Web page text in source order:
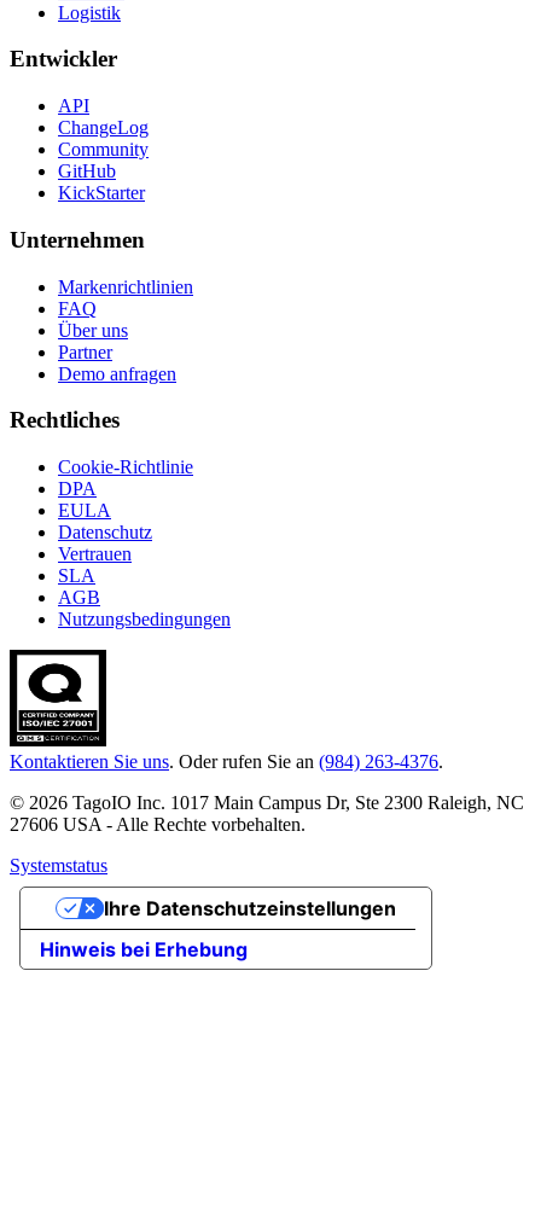
Logistik
Entwickler
API
ChangeLog
Community
GitHub
KickStarter
Unternehmen
Markenrichtlinien
FAQ
Über uns
Partner
Demo anfragen
Rechtliches
Cookie-Richtlinie
DPA
EULA
Datenschutz
Vertrauen
SLA
AGB
Nutzungsbedingungen
Kontaktieren Sie uns. Oder rufen Sie an (984) 263-4376.
© 2026 TagoIO Inc. 1017 Main Campus Dr, Ste 2300 Raleigh, NC
27606 USA - Alle Rechte vorbehalten.
Systemstatus
Hinweis bei Erhebung
Ihre Datenschutzeinstellungen